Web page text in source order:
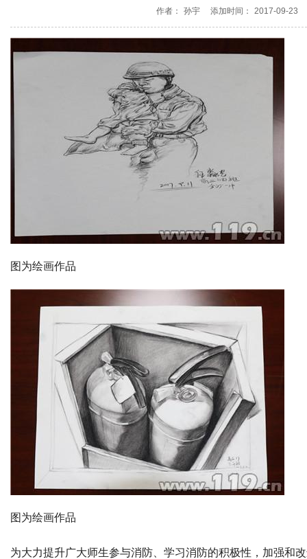
作者： 孙宇 添加时间： 2017-09-23
图为绘画作品
图为绘画作品‍
为大力提升广大师生参与消防、学习消防的积极性，加强和